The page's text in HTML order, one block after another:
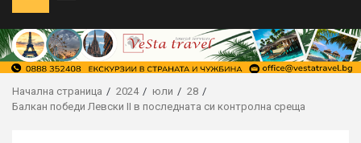
Начална страница 2024 юли
28
Балкан победи Левски II в последната си контролна среща